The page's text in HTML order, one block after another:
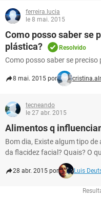
ferreira.lucia
le 8 mai. 2015
Como posso saber se
plástica?
Resolvido
Como posso saber se
8 mai. 2015 por
tecneando
le 27 abr. 2015
Alimentos q
Bom dia, Existe algum tipo
da flacidez facial? Quais? O
28 abr. 2015 por Luis